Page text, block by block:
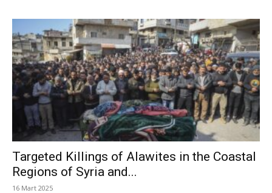
Targeted Killings of Alawites in the Coastal
Regions of Syria and...
16 Mart 2025